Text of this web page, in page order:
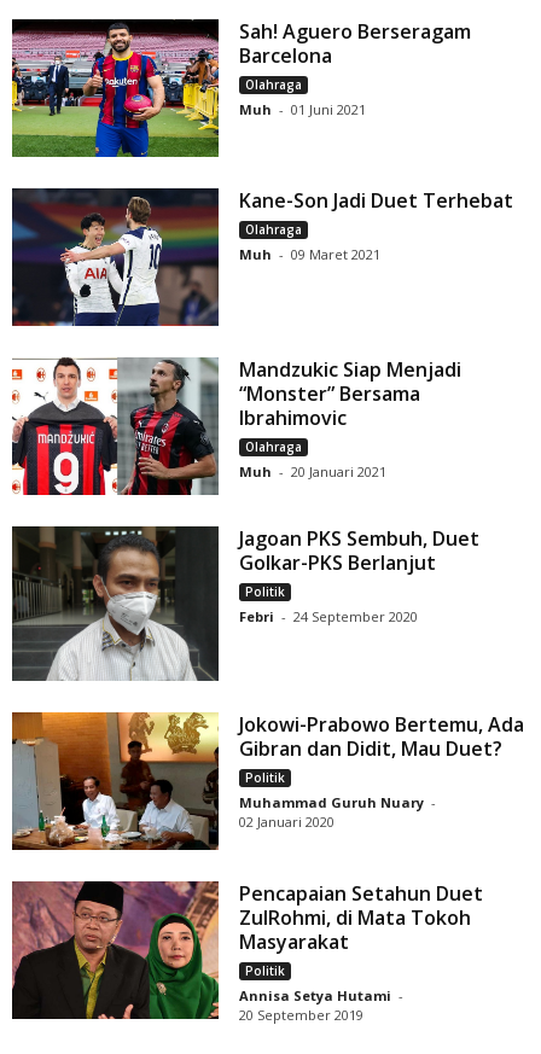
Sah! Aguero Berseragam
Barcelona
Olahraga
Muh - 01 Juni 2021
Kane-Son Jadi Duet Terhebat
Olahraga
Muh - 09 Maret 2021
Mandzukic Siap Menjadi
“Monster” Bersama
Ibrahimovic
Olahraga
Muh - 20 Januari 2021
Jagoan PKS Sembuh, Duet
Golkar-PKS Berlanjut
Politik
Febri - 24 September 2020
Jokowi-Prabowo Bertemu, Ada
Gibran dan Didit, Mau Duet?
Politik
Muhammad Guruh Nuary -
02 Januari 2020
Pencapaian Setahun Duet
ZulRohmi, di Mata Tokoh
Masyarakat
Politik
Annisa Setya Hutami -
20 September 2019